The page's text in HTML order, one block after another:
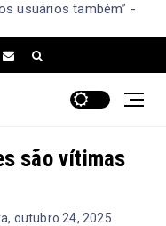
usuários também” -
são vítimas
outubro 24, 2025